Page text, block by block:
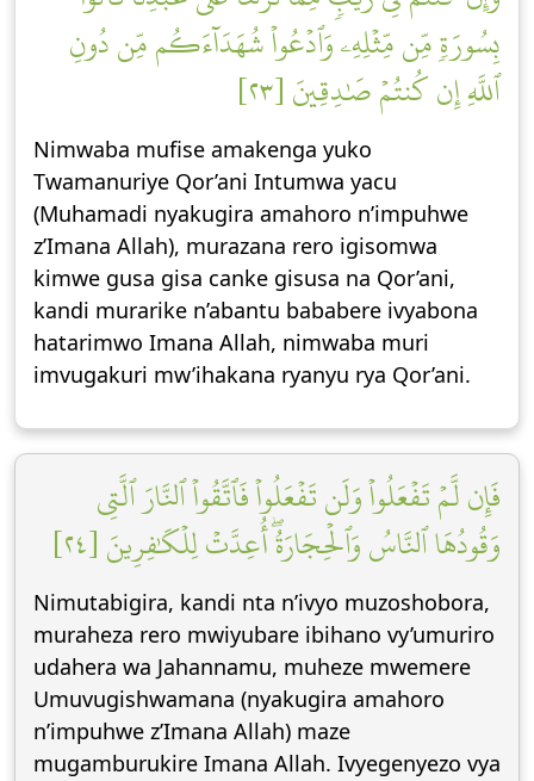
بِسُورَةٖ مِّن مِّثۡلِهِۦ وَٱدۡعُواْ شُهَدَآءَكُم مِّن دُونِ
ٱللَّهِ إِن كُنتُمۡ صَٰدِقِينَ [٢٣]
Nimwaba mufise amakenga yuko
Twamanuriye Qor’ani Intumwa yacu
(Muhamadi nyakugira amahoro n’impuhwe
z’Imana Allah), murazana rero igisomwa
kimwe gusa gisa canke gisusa na Qor’ani,
kandi murarike n’abantu bababere ivyabona
hatarimwo Imana Allah, nimwaba muri
imvugakuri mw’ihakana ryanyu rya Qor’ani.
فَإِن لَّمۡ تَفۡعَلُواْ وَلَن تَفۡعَلُواْ فَٱتَّقُواْ ٱلنَّارَ ٱلَّتِي
وَقُودُهَا ٱلنَّاسُ وَٱلۡحِجَارَةُۖ أُعِدَّتۡ لِلۡكَٰفِرِينَ [٢٤]
Nimutabigira, kandi nta n’ivyo muzoshobora,
muraheza rero mwiyubare ibihano vy’umuriro
udahera wa Jahannamu, muheze mwemere
Umuvugishwamana (nyakugira amahoro
n’impuhwe z’Imana Allah) maze
mugamburukire Imana Allah. Ivyegenyezo vya